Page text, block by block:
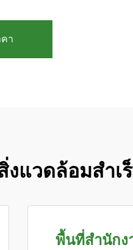
า
แวดล้อมสำเ
พื้นที่สำนักง